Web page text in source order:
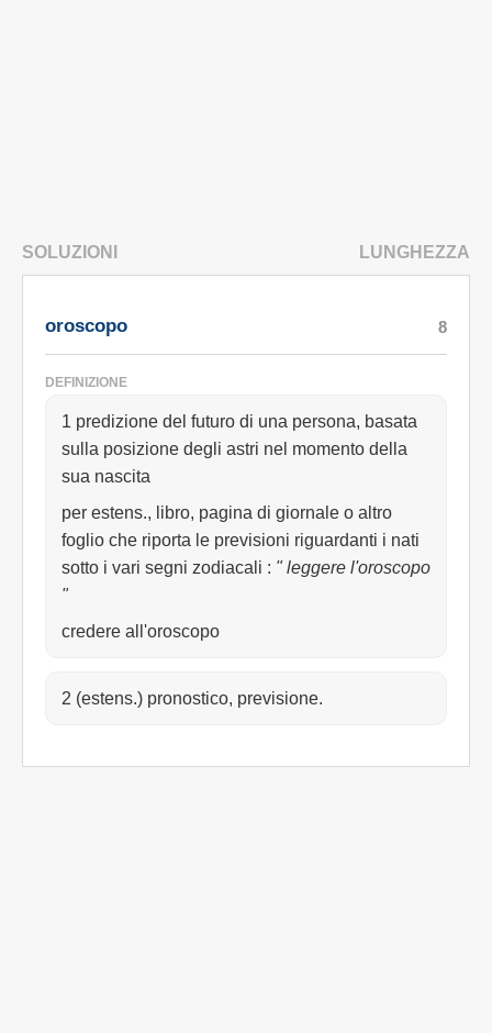
SOLUZIONI LUNGHEZZA
oroscopo
DEFINIZIONE
1 predizione del futuro di una persona, basata
sulla posizione degli astri nel momento della
sua nascita
per estens., libro, pagina di giornale o altro
foglio che riporta le previsioni riguardanti i nati
sotto i vari segni zodiacali : " leggere l'oroscopo
"
credere all'oroscopo
2 (estens.) pronostico, previsione.
8